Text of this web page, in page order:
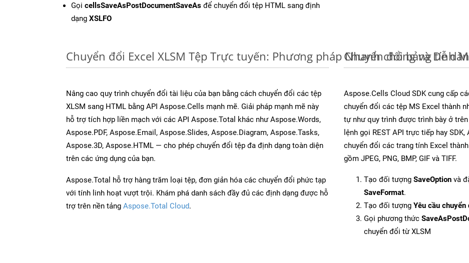
Gọi cellsSaveAsPostDocumentSaveAs để chuyển đổi tệp HTML sang định
dạng XSLFO
Chuyển đổi Excel XLSM Tệp Trực tuyến: Phương pháp Nhanh chóng và Dễ
Nâng cao quy trình chuyển đổi tài liệu của bạn bằng cách chuyển đổi các tệp
XLSM sang HTML bằng API Aspose.Cells mạnh mẽ. Giải pháp mạnh mẽ này
hỗ trợ tích hợp liền mạch với các API Aspose.Total khác như Aspose.Words,
Aspose.PDF, Aspose.Email, Aspose.Slides, Aspose.Diagram, Aspose.Tasks,
Aspose.3D, Aspose.HTML — cho phép chuyển đổi tệp đa định dạng toàn diện
trên các ứng dụng của bạn.
Aspose.Total hỗ trợ hàng trăm loại tệp, đơn giản hóa các chuyển đổi phức tạp
với tính linh hoạt vượt trội. Khám phá danh sách đầy đủ các định dạng được hỗ
trợ trên nền tảng Aspose.Total Cloud.
Chuyển đổi bảng tính
Aspose.Cells Cloud SDK cung cấp
chuyển đổi các tệp MS Excel thành
tự như quy trình được trình bày ở
lệnh gọi REST API trực tiếp hay
chuyển đổi các trang tính Excel
gồm JPEG, PNG, BMP, GIF và TIFF.
Tạo đối tượng SaveOption và
SaveFormat.
Tạo đối tượng Yêu cầu
Gọi phương thức
chuyển đổi từ XLSM